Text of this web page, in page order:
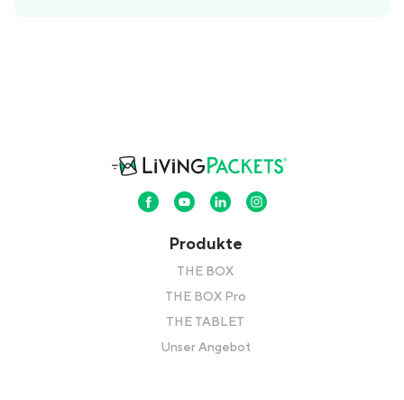
Produkte
THE BOX
THE BOX Pro
THE TABLET
Unser Angebot